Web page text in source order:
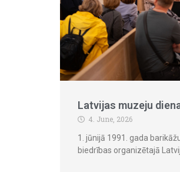
Latvijas muzeju
4. June, 2026
1. jūnijā 1991. gada
biedrības organizētajā